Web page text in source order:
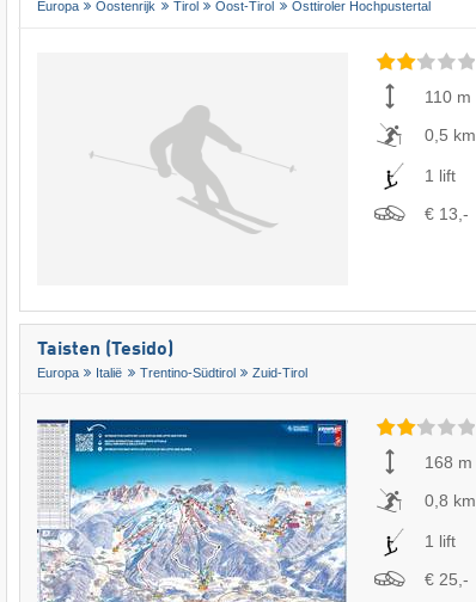
Europa Oostenrijk Tirol Oost-Tirol Osttiroler Hochpustertal
110 m
0,5 km
1 lift
€ 13,-
Taisten (Tesido)
Europa Italië Trentino-Südtirol Zuid-Tirol
168 m
0,8 km
1 lift
€ 25,-